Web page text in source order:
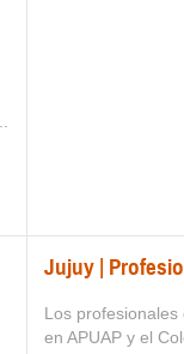
Jujuy |
Los profesionales
en APUAP y el